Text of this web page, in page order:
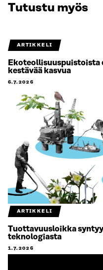
Tutustu myös
ARTIKKELI
Ekoteollisuuspuistoista
kestävää kasvua
6.7.2026
ARTIKKELI
Tuottavuusloikka
teknologiasta
1.7.2026